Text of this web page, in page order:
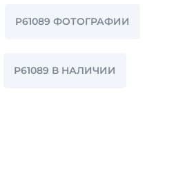
P61089 ФОТОГРАФИИ
P61089 В НАЛИЧИИ